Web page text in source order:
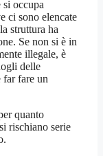
si occupa
ci sono elencate
struttura ha
Se non si è in
illegale, è
delle
far fare un
quanto
rischiano serie